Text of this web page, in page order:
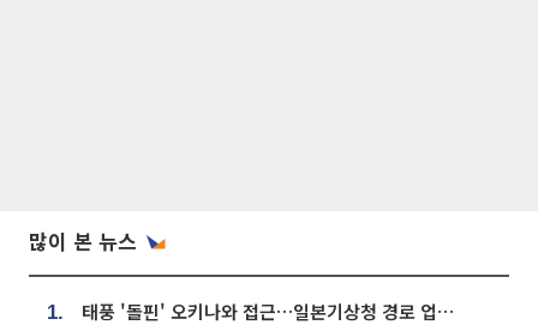
많이 본 뉴스
1. 태풍 '돌핀' 오키나와 접근…일본기상청 경로 업데이트